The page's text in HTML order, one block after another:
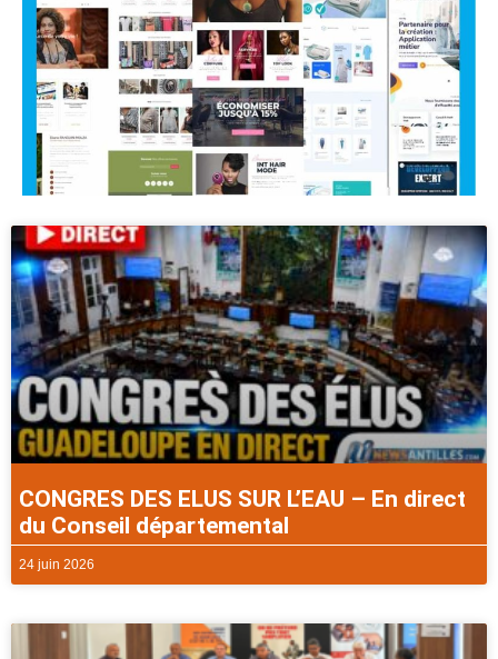
CONGRES DES ELUS SUR L’EAU – En direct
du Conseil départemental
24 juin 2026